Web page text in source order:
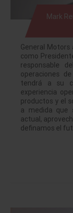
Mark
General Motors
como
responsable
operaciones
tendrá a su
experiencia
productos y el
a medida que
actual,
definamos el